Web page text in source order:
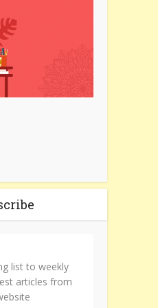
list to weekly
articles from